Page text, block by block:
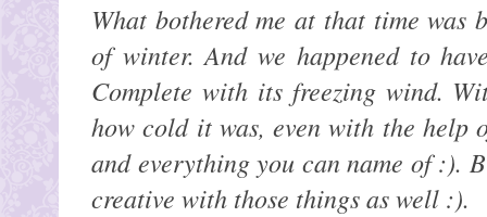
What bothered me at that time was
of winter. And we happened to
Complete with its freezing wind.
how cold it was, even with the help
and everything you can name of :).
creative with those things as well :).